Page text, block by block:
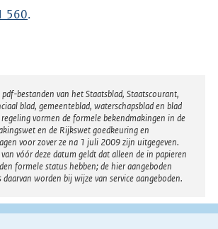
560.
bestanden van het Staatsblad, Staatscourant,
blad, gemeenteblad, waterschapsblad en blad
vormen de formele bekendmakingen in de
en de Rijkswet goedkeuring en
voor zover ze na 1 juli 2009 zijn uitgegeven.
vóór deze datum geldt dat alleen de in papieren
formele status hebben; de hier aangeboden
worden bij wijze van service aangeboden.